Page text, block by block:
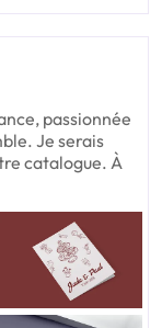
passionnée
Je serais
catalogue. À